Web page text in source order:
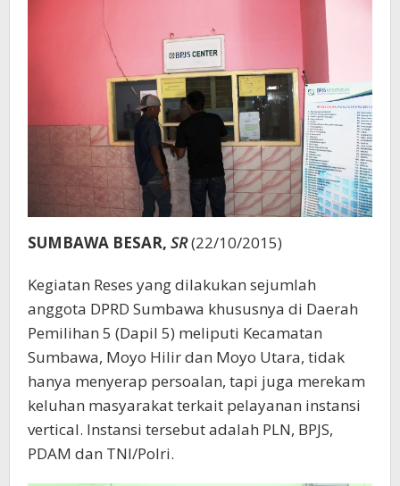
SUMBAWA BESAR, SR(22/10/2015)
Kegiatan Reses yang dilakukan sejumlah
anggota DPRD Sumbawa khususnya di Daerah
Pemilihan 5 (Dapil 5) meliputi Kecamatan
Sumbawa, Moyo Hilir dan Moyo Utara, tidak
hanya menyerap persoalan, tapi juga merekam
keluhan masyarakat terkait pelayanan instansi
vertical. Instansi tersebut adalah PLN, BPJS,
PDAM dan TNI/Polri.